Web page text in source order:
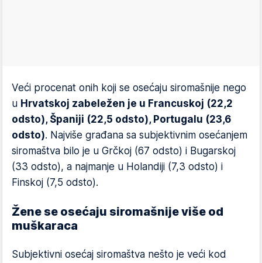
Veći procenat onih koji se osećaju siromašnije nego
u Hrvatskoj zabeležen je u Francuskoj (22,2
odsto), Španiji (22,5 odsto), Portugalu (23,6
odsto). Najviše građana sa subjektivnim osećanjem
siromaštva bilo je u Grčkoj (67 odsto) i Bugarskoj
(33 odsto), a najmanje u Holandiji (7,3 odsto) i
Finskoj (7,5 odsto).
Žene se osećaju siromašnije više od
muškaraca
Subjektivni osećaj siromaštva nešto je veći kod